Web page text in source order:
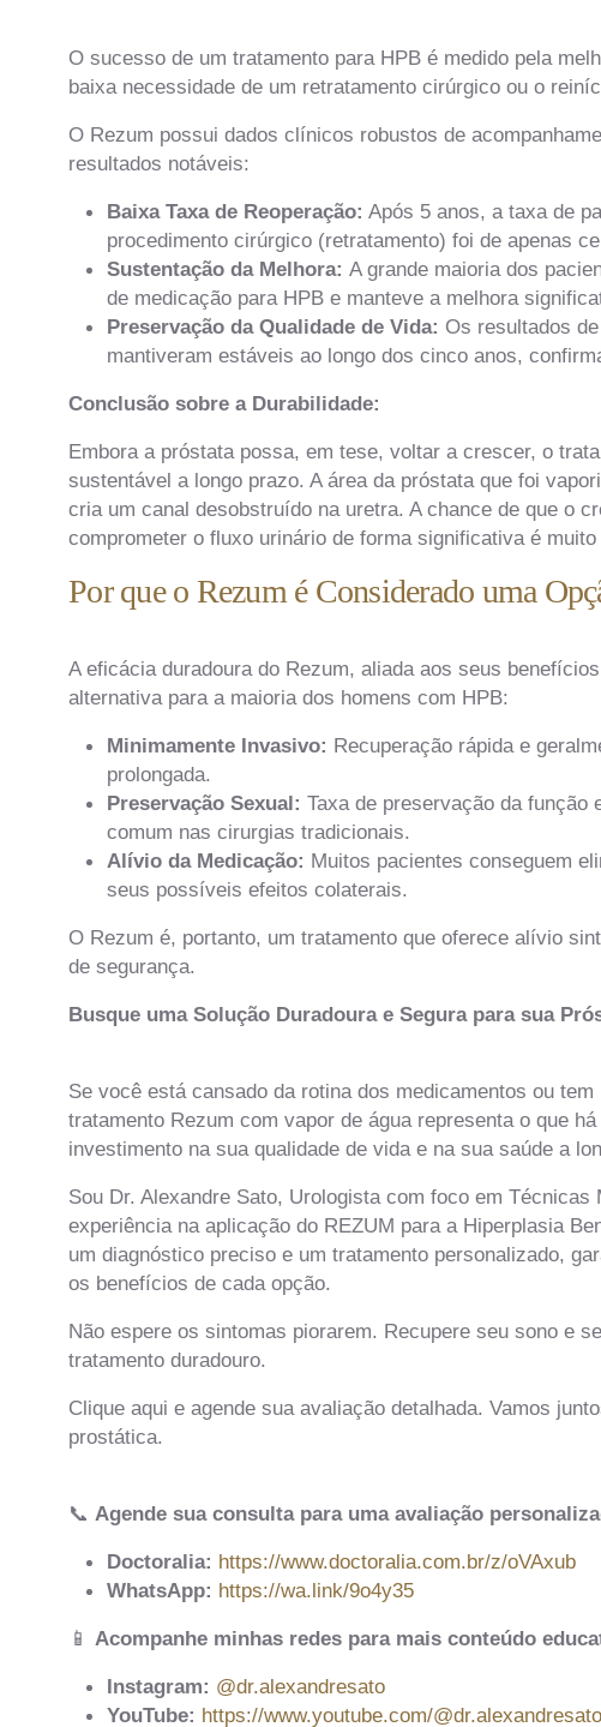
O sucesso de um tratamento para HPB é medido pela
baixa necessidade de um retratamento cirúrgico ou o
O Rezum possui dados clínicos robustos de
resultados notáveis:
Baixa Taxa de Reoperação: Após 5 anos, a taxa de
procedimento cirúrgico (retratamento) foi de apenas
Sustentação da Melhora: A grande maioria dos
de medicação para HPB e manteve a melhora
Preservação da Qualidade de Vida: Os resultados
mantiveram estáveis ao longo dos cinco anos,
Conclusão sobre a Durabilidade:
Embora a próstata possa, em tese, voltar a crescer, o
sustentável a longo prazo. A área da próstata que foi
cria um canal desobstruído na uretra. A chance de que o
comprometer o fluxo urinário de forma significativa é
Por que o Rezum é Considerado uma
A eficácia duradoura do Rezum, aliada aos seus
alternativa para a maioria dos homens com HPB:
Minimamente Invasivo: Recuperação rápida e
prolongada.
Preservação Sexual: Taxa de preservação da função
comum nas cirurgias tradicionais.
Alívio da Medicação: Muitos pacientes conseguem
seus possíveis efeitos colaterais.
O Rezum é, portanto, um tratamento que oferece alívio
de segurança.
Busque uma Solução Duradoura e Segura para sua
Se você está cansado da rotina dos medicamentos ou
tratamento Rezum com vapor de água representa o que
investimento na sua qualidade de vida e na sua saúde a
Sou Dr. Alexandre Sato, Urologista com foco em
experiência na aplicação do REZUM para a Hiperplasia
um diagnóstico preciso e um tratamento personalizado,
os benefícios de cada opção.
Não espere os sintomas piorarem. Recupere seu sono e
tratamento duradouro.
Clique aqui e agende sua avaliação detalhada. Vamos
prostática.
📞 Agende sua consulta para uma avaliação
Doctoralia: https://www.doctoralia.com.br/z/oVAxub
WhatsApp: https://wa.link/9o4y35
📱 Acompanhe minhas redes para mais conteúdo
Instagram: @dr.alexandresato
YouTube: https://www.youtube.com/@dr.alexandresato